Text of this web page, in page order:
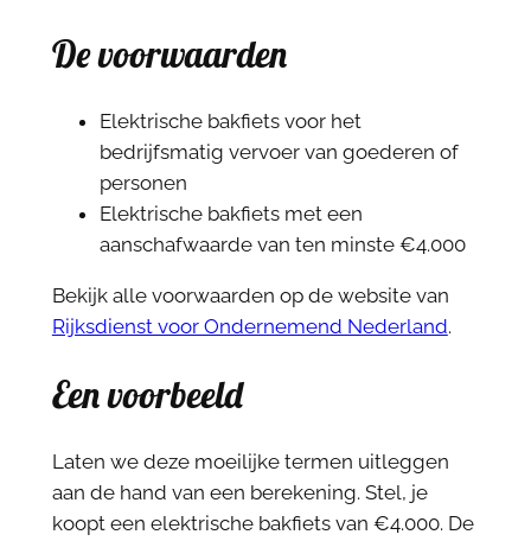
De voorwaarden
Elektrische bakfiets voor het
bedrijfsmatig vervoer van goederen of
personen
Elektrische bakfiets met een
aanschafwaarde van ten minste €4.000
Bekijk alle voorwaarden op de website van
Rijksdienst voor Ondernemend Nederland.
Een voorbeeld
Laten we deze moeilijke termen uitleggen
aan de hand van een berekening. Stel, je
koopt een elektrische bakfiets van €4.000. De